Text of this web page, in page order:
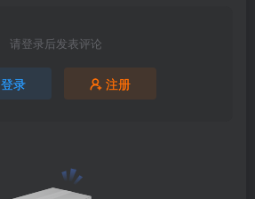
请登录后发表评论
登录 注册